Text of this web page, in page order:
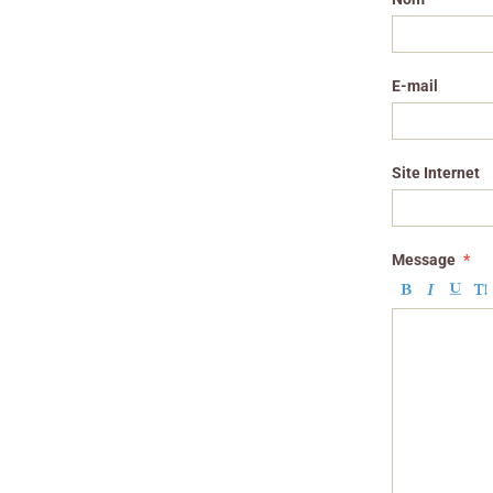
E-mail
Site Internet
Message